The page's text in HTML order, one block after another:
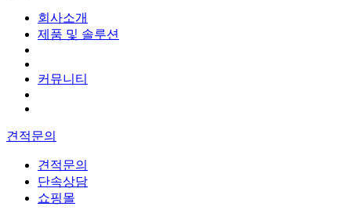
회사소개
제품 및 솔루션
커뮤니티
견적문의
견적문의
단속상담
쇼핑몰